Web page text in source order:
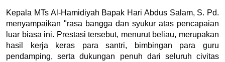
Kepala MTs Al-Hamidiyah Bapak Hari Abdus Salam, S. Pd.
menyampaikan "rasa bangga dan syukur atas pencapaian
luar biasa ini. Prestasi tersebut, menurut beliau, merupakan
hasil kerja keras para santri, bimbingan para guru
pendamping, serta dukungan penuh dari seluruh civitas